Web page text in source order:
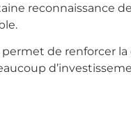
reconnaissance
de renforcer la